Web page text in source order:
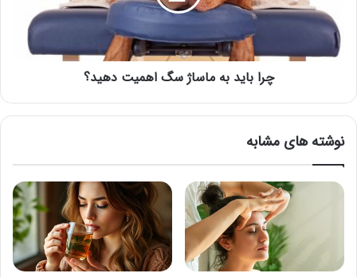
اهمیت
دهید؟
چرا باید به ماساژ سگ اهمیت دهید؟
نوشته های مشابه